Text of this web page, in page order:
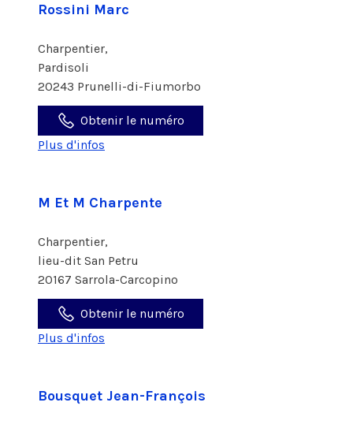
Rossini Marc
Charpentier,
Pardisoli
20243 Prunelli-di-Fiumorbo
Obtenir le numéro
Plus d'infos
M Et M Charpente
Charpentier,
lieu-dit San Petru
20167 Sarrola-Carcopino
Obtenir le numéro
Plus d'infos
Bousquet Jean-François